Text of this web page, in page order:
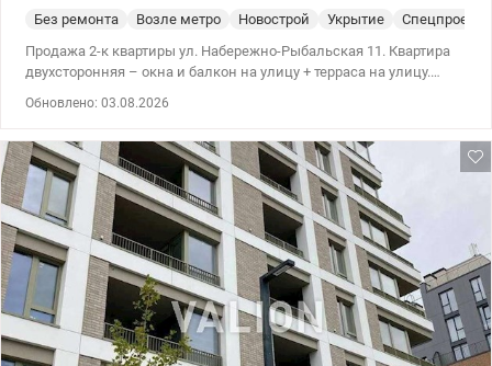
Без ремонта Возле метро Новострой Укрытие
Спецпроект
Продажа 2-к квартиры ул. Набережно-Рыбальская 11. Квартира
двухсторонняя – окна и балкон на улицу + терраса на улицу.
Обновлено: 03.08.2026